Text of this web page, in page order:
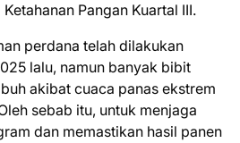
Pangan Kuartal III.
perdana telah dilakukan
lalu, namun banyak bibit
akibat cuaca panas ekstrem
sebab itu, untuk menjaga
dan memastikan hasil panen